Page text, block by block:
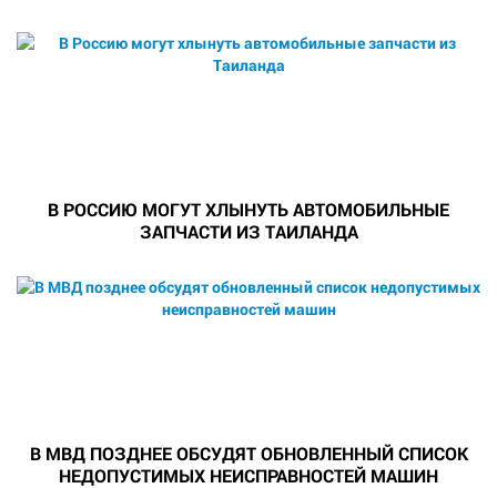
В РОССИЮ МОГУТ ХЛЫНУТЬ АВТОМОБИЛЬНЫЕ
ЗАПЧАСТИ ИЗ ТАИЛАНДА
В МВД ПОЗДНЕЕ ОБСУДЯТ ОБНОВЛЕННЫЙ СПИСОК
НЕДОПУСТИМЫХ НЕИСПРАВНОСТЕЙ МАШИН